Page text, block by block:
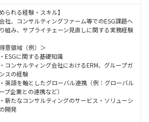
められる経験・スキル】
社、コンサルティングファーム等でのESG課題へ
組み、サプライチェーン見直しに関する実務経験
意領域（例）＞
に関する基礎知識
ンサルティング会社におけるERM、グループガ
スの経験
語を軸としたグローバル連携（例：グローバル
プ企業との連携など）
たなコンサルティングのサービス・ソリューシ
開発